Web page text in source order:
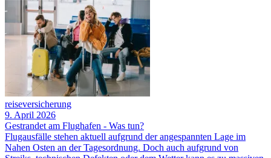
reiseversicherung
9. April 2026
Gestrandet am Flughafen - Was tun?
Flugausfälle stehen aktuell aufgrund der angespannten Lage im
Nahen Osten an der Tagesordnung. Doch auch aufgrund von